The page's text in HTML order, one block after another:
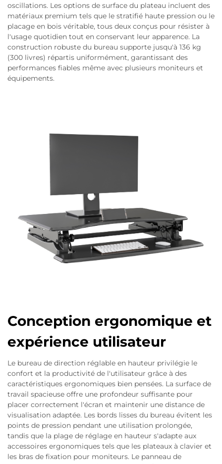
oscillations. Les options de surface du plateau incluent des
matériaux premium tels que le stratifié haute pression ou le
placage en bois véritable, tous deux conçus pour résister à
l'usage quotidien tout en conservant leur apparence. La
construction robuste du bureau supporte jusqu'à 136 kg
(300 livres) répartis uniformément, garantissant des
performances fiables même avec plusieurs moniteurs et
équipements.
Conception ergonomique et
expérience utilisateur
Le bureau de direction réglable en hauteur privilégie le
confort et la productivité de l'utilisateur grâce à des
caractéristiques ergonomiques bien pensées. La surface de
travail spacieuse offre une profondeur suffisante pour
placer correctement l'écran et maintenir une distance de
visualisation adaptée. Les bords lisses du bureau évitent les
points de pression pendant une utilisation prolongée,
tandis que la plage de réglage en hauteur s'adapte aux
accessoires ergonomiques tels que les plateaux à clavier et
les bras de fixation pour moniteurs. Le panneau de